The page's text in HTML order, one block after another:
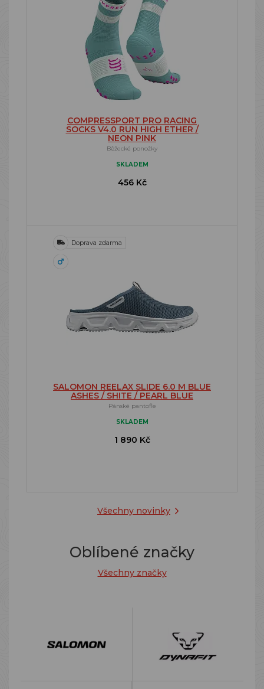
Všechny novinky
COMPRESSPORT PRO RACING
SOCKS V4.0 RUN HIGH ETHER /
NEON PINK
Běžecké ponožky
SKLADEM
456 Kč
Doprava zdarma
SALOMON REELAX SLIDE 6.0 M BLUE
ASHES / SHITE / PEARL BLUE
Pánské pantofle
SKLADEM
1 890 Kč
Oblíbené značky
Všechny značky